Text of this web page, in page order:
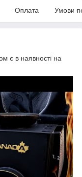
Оплата Умови
є в наявності на